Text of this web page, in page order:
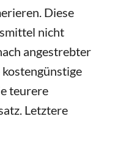
Diese
nicht
angestrebter
teurere
Letztere